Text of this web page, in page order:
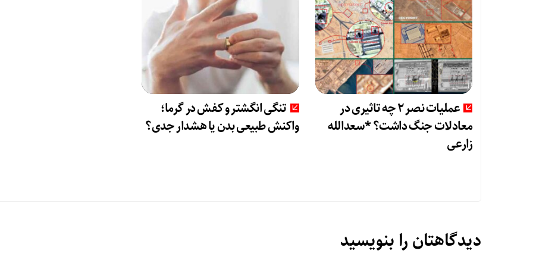
عملیات نصر ۲ چه تاثیری در
معادلات جنگ داشت؟ *سعدالله
زارعی
تنگی انگشتر و کفش در گرما؛
واکنش طبیعی بدن یا هشدار جدی؟
دیدگاهتان را بنویسید